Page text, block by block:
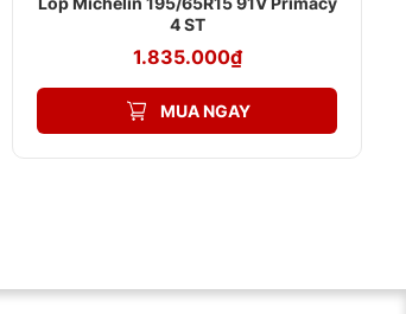
đô thị hoặc chạy đường dài.
4 ST
1.835.000₫
MUA NGAY